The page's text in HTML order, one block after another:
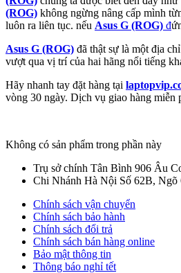
(ROG) không ngừng nâng cấp mình
luôn ra liên tục. nếu Asus G (ROG) đ
Asus G (ROG) đã thật sự là một địa
vượt qua vị trí của hai hãng nổi tiếng
Hãy nhanh tay đặt hàng tại
vòng 30 ngày. Dịch vụ giao hàng miễn
Không có sản phẩm trong phần này
Trụ sở chính Tân Bình 906 Âu
Chi Nhánh Hà Nội Số 62B,
Chính sách vận chuyển
Chính sách bảo hành
Chính sách đổi trả
Chính sách bán hàng online
Bảo mật thông tin
Thông báo nghỉ tết